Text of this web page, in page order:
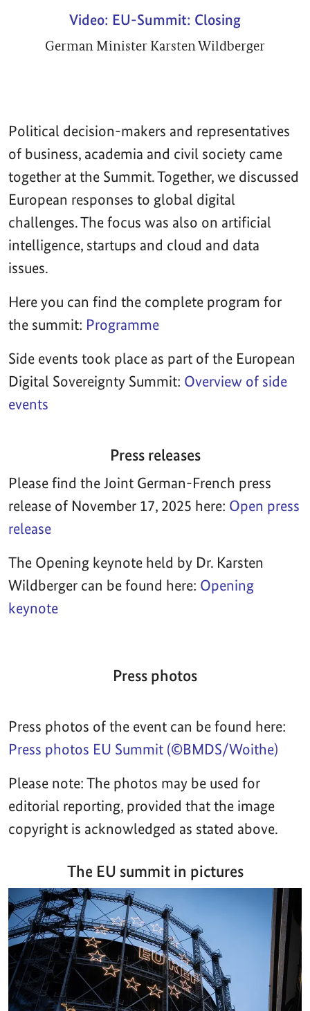
Video: EU-Summit: Closing
German Minister Karsten Wildberger
Political decision-makers and representatives
of business, academia and civil society came
together at the Summit. Together, we discussed
European responses to global digital
challenges. The focus was also on artificial
intelligence, startups and cloud and data
issues.
Here you can find the complete program for
the summit: Programme
Side events took place as part of the European
Digital Sovereignty Summit: Overview of side
events
Press releases
Please find the Joint German-French press
release of November 17, 2025 here: Open press
release
The Opening keynote held by Dr. Karsten
Wildberger can be found here: Opening
keynote
Press photos
Press photos of the event can be found here:
Press photos EU Summit (©BMDS/Woithe)
Please note: The photos may be used for
editorial reporting, provided that the image
copyright is acknowledged as stated above.
The EU summit in pictures